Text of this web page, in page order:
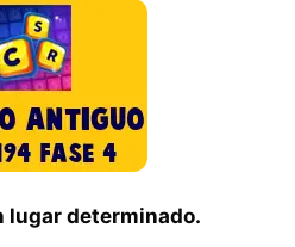
lugar determinado.